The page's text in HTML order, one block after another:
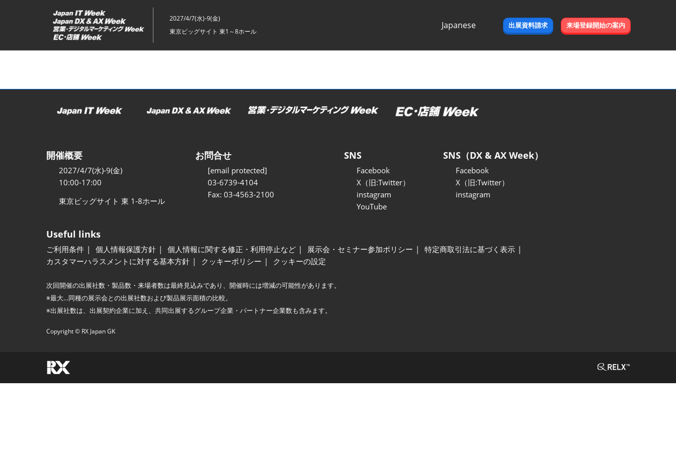
ッ
2027/4/7(水)-9(金)
東京ビッグサイト 東1～8ホール
Japanese
出展資料請求 来場登録開始の案内
開催概要
2027/4/7(水)-9(金)
10:00-17:00
東京ビッグサイト 東 1-8ホール
お問合せ
[email protected]
03-6739-4104
Fax: 03-4563-2100
SNS
Facebook
X（旧:Twitter）
instagram
YouTube
SNS（DX & AX Week）
Facebook
X（旧:Twitter）
instagram
Useful links
ご利用条件 個人情報保護方針 個人情報に関する修正・利用停止など 展示会・セミナー参加ポリシー
特定商取引法に基づく表示
カスタマーハラスメントに対する基本方針
クッキーポリシー クッキーの設定
次回開催の出展社数・製品数・来場者数は最終見込みであり、開催時には増減の可能性があります。
※最大…同種の展示会との出展社数および製品展示面積の比較。
※出展社数は、出展契約企業に加え、共同出展するグループ企業・パートナー企業数も含みます。
Copyright © RX Japan GK